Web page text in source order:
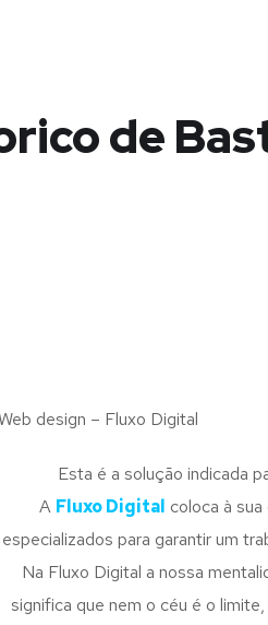
de
design – Fluxo Digital
Esta é a solução indicada
A Fluxo Digital coloca à
especializados para garantir um
Na Fluxo Digital a nossa
significa que nem o céu é o